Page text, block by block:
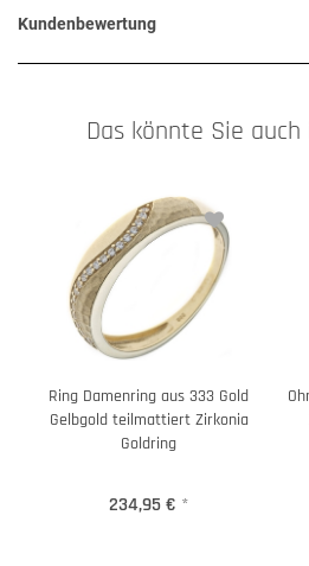
Kundenbewertung
Das könnte Sie
Ring Damenring aus 333 Gold
Gelbgold teilmattiert Zirkonia
Goldring
234,95 € *